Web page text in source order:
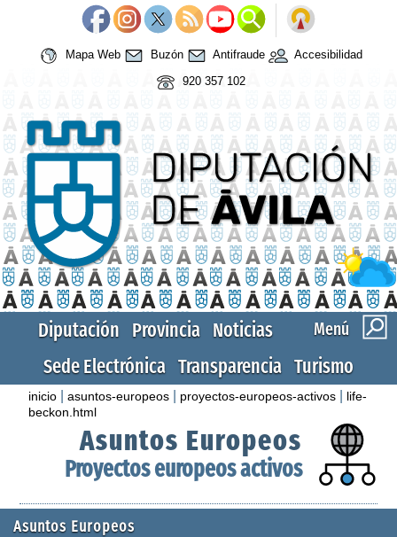
Mapa Web Buzón Antifraude
Accesibilidad
920 357 102
Menú
Diputación Provincia Noticias
Sede Electrónica Transparencia Turismo
inicio |asuntos-europeos proyectos-europeos-activos
life-
beckon.html
Asuntos Europeos
Proyectos europeos activos
Asuntos Europeos